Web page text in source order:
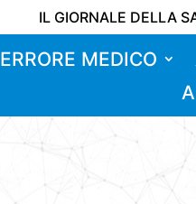
IL GIORNALE DELLA
ERRORE MEDICO